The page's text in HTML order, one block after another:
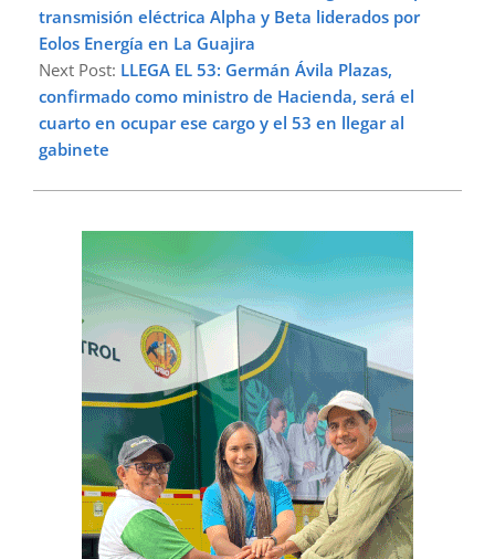
20
transmisión eléctrica Alpha y Beta liderados por
Eolos Energía en La Guajira
Next Post: LLEGA EL 53: Germán Ávila Plazas,
confirmado como ministro de Hacienda, será el
cuarto en ocupar ese cargo y el 53 en llegar al
gabinete